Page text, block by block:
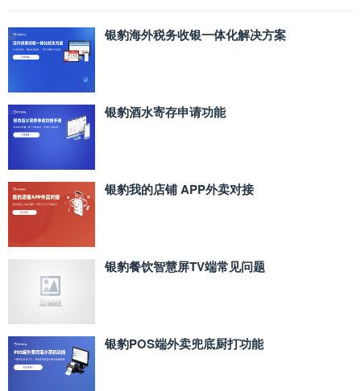
银豹海外税务收银一体化解决方案
银豹酒水寄存申请功能
银豹我的店铺 APP外卖对接
银豹餐饮智慧屏TV端常见问题
银豹POS端外卖兜底厨打功能